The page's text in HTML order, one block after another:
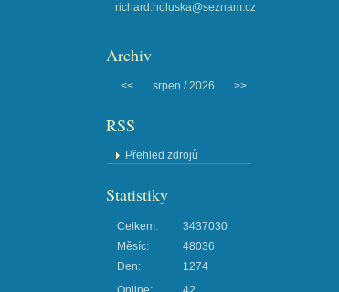
richard.holuska@seznam.cz
Archiv
<< srpen /2026 >>
RSS
Přehled zdrojů
Statistiky
Celkem:
3437030
Měsíc:
48036
Den:
1274